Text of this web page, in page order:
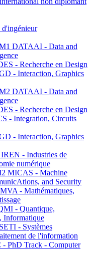
DATAAI - Data and
- Recherche en Design
- Interaction, Graphics
DATAAI - Data and
- Recherche en Design
- Integration, Circuits
- Interaction, Graphics
- Industries de
numérique
MICAS - Machine
and Security
- Mathématiques,
- Quantique,
Informatique
- Systèmes
de l'information
PhD Track - Computer